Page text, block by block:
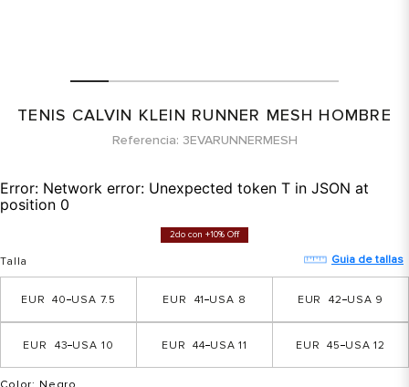
TENIS CALVIN KLEIN RUNNER MESH HOMBRE
Referencia 3EVARUNNERMESH
Error: Network error: Unexpected token T in JSON at
position 0
2do con +10% Off
Talla Guia de tallas
7.5
40 8
41 9
42
10
43 11
44 12
45